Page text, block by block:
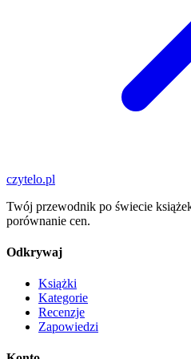
czytelo.pl
Twój przewodnik po świecie
porównanie cen.
Odkrywaj
Książki
Kategorie
Recenzje
Zapowiedzi